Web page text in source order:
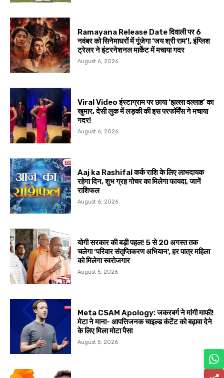
Ramayana Release Date दिवाली पर 6
नवंबर को सिनेमाघरों में गूंजेगा ‘जय श्री राम’!, इंग्लिश
ट्रेलर ने इंटरनेशनल मार्केट में मचाया गदर
August 6, 2026
Viral Video इंस्टाग्राम पर छाया ‘झल्ला वल्लाह’ का
खुमार, देसी लुक में लड़की की इस परफॉर्मेंस ने मचाया
गदर!
August 6, 2026
Aaj ka Rashifal कर्क राशि के लिए लाभदायक
रहेगा दिन, शुभ ग्रह गोचर का मिलेगा फायदा, जानें
राशिफल
August 6, 2026
योगी सरकार की बड़ी पहल! 5 से 20 अगस्त तक
चलेगा ‘परिवार संतृप्तिकरण अभियान’, हर पात्र महिला
को मिलेगा स्वरोजगार
August 5, 2026
Meta CSAM Apology: जकरबर्ग ने मांगी माफी!
मेटा ने माना- आपत्तिजनक चाइल्ड कंटेंट को बढ़ावा देने
के लिए मिला मोटा पैसा
August 5, 2026